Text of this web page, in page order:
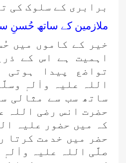
برابری کے سلوک کی
ملازمین کے ساتھ حُسنِ
خیر کے کاموں میں
اہمیت ہے اس کے
تواضع پیدا ہوتی
اللہ علیہ واٰلہٖ
ساتھ سب سے مثالی
حضرت انس رضی اللہ
کہ میں حضور علیہ
حضر میں خدمت کرتا
صلَّی اللہ علیہ